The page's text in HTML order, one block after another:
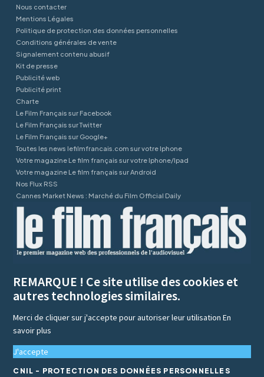
Nous contacter
Mentions Légales
Politique de protection des données personnelles
Conditions générales de vente
Signalement contenu abusif
Kit de presse
Publicité web
Publicité print
Charte
Le Film Français sur Facebook
Le Film Français sur Twitter
Le Film Français sur Google+
Toutes les news lefilmfrancais.com sur votre Iphone
Votre magazine Le film français sur votre Iphone/Ipad
Votre magazine Le film français sur Android
Nos Flux RSS
Cannes Market News : Marché du Film Official Daily
REMARQUE ! Ce site utilise des cookies et
autres technologies similaires.
Merci de cliquer sur j'accepte pour autoriser leur utilisationEn
savoir plus
J'accepte
CNIL - PROTECTION DES DONNÉES PERSONNELLES